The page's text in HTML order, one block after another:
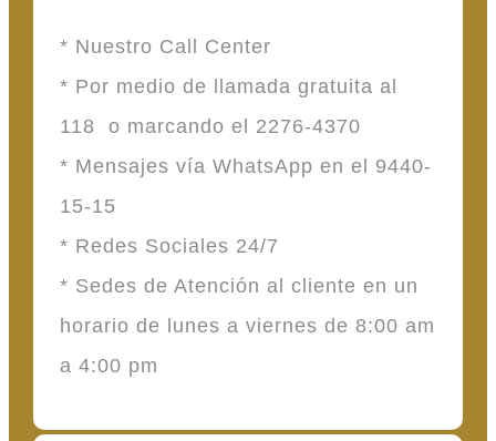
* Nuestro Call Center
* Por medio de llamada gratuita al
118 o marcando el 2276-4370
* Mensajes vía WhatsApp en el 9440-
15-15
* Redes Sociales 24/7
* Sedes de Atención al cliente en un
horario de lunes a viernes de 8:00 am
a 4:00 pm